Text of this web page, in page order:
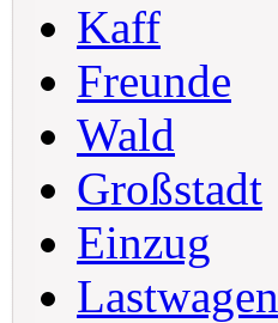
Kaff
Freunde
Wald
Großstadt
Einzug
Lastwagen